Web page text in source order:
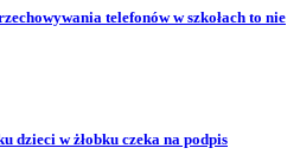
telefonów w szkołach to nie
dzieci w żłobku czeka na podpis